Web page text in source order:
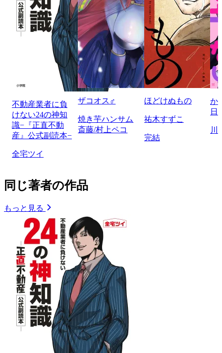
不動産業者に負
けない24の神知
識−『正直不動
産』公式副読本−
全宅ツイ
ザコオス♂
焼き芋ハンサム
斎藤/村上ペコ
ほどけぬもの
祐木すずこ
完結
か
日
川
同じ著者の作品
もっと見る